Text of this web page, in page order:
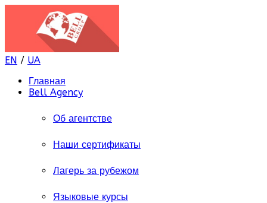
EN / UA
Главная
Bell Agency
Об агентстве
Наши сертификаты
Лагерь за рубежом
Языковые курсы